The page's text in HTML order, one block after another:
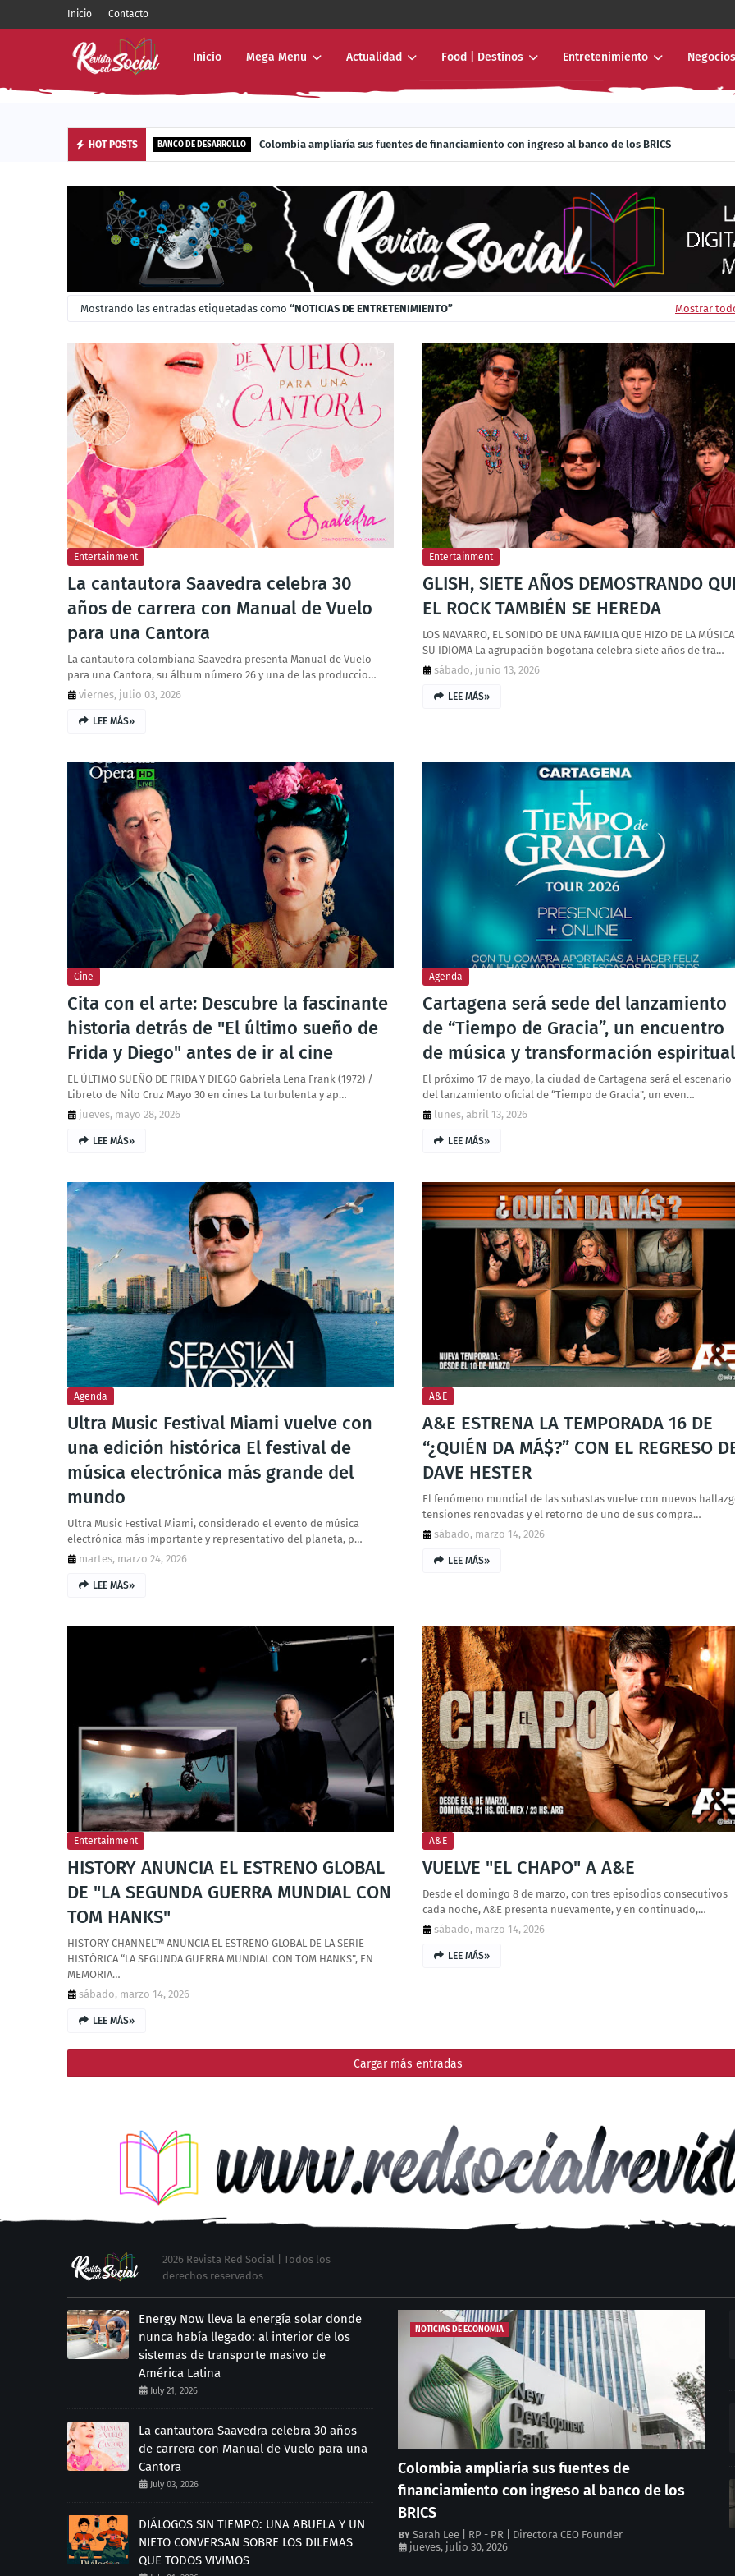
Inicio Contacto
Inicio Mega Menu Actualidad Food | Destinos Entretenimiento
HOT POSTS BANCO DE DESARROLLO Colombia ampliaría sus fuentes de financiamiento con ingreso al banco de los BRICS
BUSINESS Energy Now lleva la energía solar donde nunca había llegado: al interior de los sistemas de transporte
Mostrando las entradas etiquetadas como NOTICIAS DE ENTRETENIMIENTO Mostrar
Entertainment
La cantautora Saavedra celebra 30
años de carrera con Manual de Vuelo
para una Cantora
La cantautora colombiana Saavedra presenta Manual de Vuelo
para una Cantora, su álbum número 26 y una de las produccio…
viernes, julio 03, 2026
LEE MÁS»
Entertainment
GLISH, SIETE AÑOS DEMOSTRANDO
EL ROCK TAMBIÉN SE HEREDA
LOS NAVARRO, EL SONIDO DE UNA FAMILIA QUE HIZO DE LA MÚSICA
SU IDIOMA La agrupación bogotana celebra siete años de tra…
sábado, junio 13, 2026
LEE MÁS»
Cine
Cita con el arte: Descubre la fascinante
historia detrás de "El último sueño de
Frida y Diego" antes de ir al cine
EL ÚLTIMO SUEÑO DE FRIDA Y DIEGO Gabriela Lena Frank (1972) /
Libreto de Nilo Cruz Mayo 30 en cines La turbulenta y ap…
jueves, mayo 28, 2026
LEE MÁS»
Agenda
Cartagena será sede del lanzamiento
de “Tiempo de Gracia”, un encuentro
de música y transformación espiritual
El próximo 17 de mayo, la ciudad de Cartagena será el escenario
del lanzamiento oficial de “Tiempo de Gracia”, un even…
lunes, abril 13, 2026
LEE MÁS»
Agenda
Ultra Music Festival Miami vuelve con
una edición histórica El festival de
música electrónica más grande del
mundo
Ultra Music Festival Miami, considerado el evento de música
electrónica más importante y representativo del planeta, p…
martes, marzo 24, 2026
LEE MÁS»
A&E
A&E ESTRENA LA TEMPORADA 16 DE
“¿QUIÉN DA MÁ$?” CON EL REGRESO
DAVE HESTER
El fenómeno mundial de las subastas vuelve con nuevos
tensiones renovadas y el retorno de uno de sus compra…
sábado, marzo 14, 2026
LEE MÁS»
Entertainment
HISTORY ANUNCIA EL ESTRENO GLOBAL
DE "LA SEGUNDA GUERRA MUNDIAL CON
TOM HANKS"
HISTORY CHANNEL™ ANUNCIA EL ESTRENO GLOBAL DE LA SERIE
HISTÓRICA “LA SEGUNDA GUERRA MUNDIAL CON TOM HANKS”, EN
MEMORIA…
sábado, marzo 14, 2026
LEE MÁS»
A&E
VUELVE "EL CHAPO" A A&E
Desde el domingo 8 de marzo, con tres episodios consecutivos
cada noche, A&E presenta nuevamente, y en continuado,…
sábado, marzo 14, 2026
LEE MÁS»
Cargar más entradas
2026 Revista Red Social | Todos los
derechos reservados
Energy Now lleva la energía solar donde
nunca había llegado: al interior de los
sistemas de transporte masivo de
América Latina
July 21, 2026
La cantautora Saavedra celebra 30 años
de carrera con Manual de Vuelo para una
Cantora
July 03, 2026
DIÁLOGOS SIN TIEMPO: UNA ABUELA Y UN
NIETO CONVERSAN SOBRE LOS DILEMAS
QUE TODOS VIVIMOS
NOTICIAS DE ECONOMIA
Colombia ampliaría sus fuentes de
financiamiento con ingreso al banco de los
BRICS
Sarah Lee | RP - PR | Directora CEO Founder
jueves, julio 30, 2026